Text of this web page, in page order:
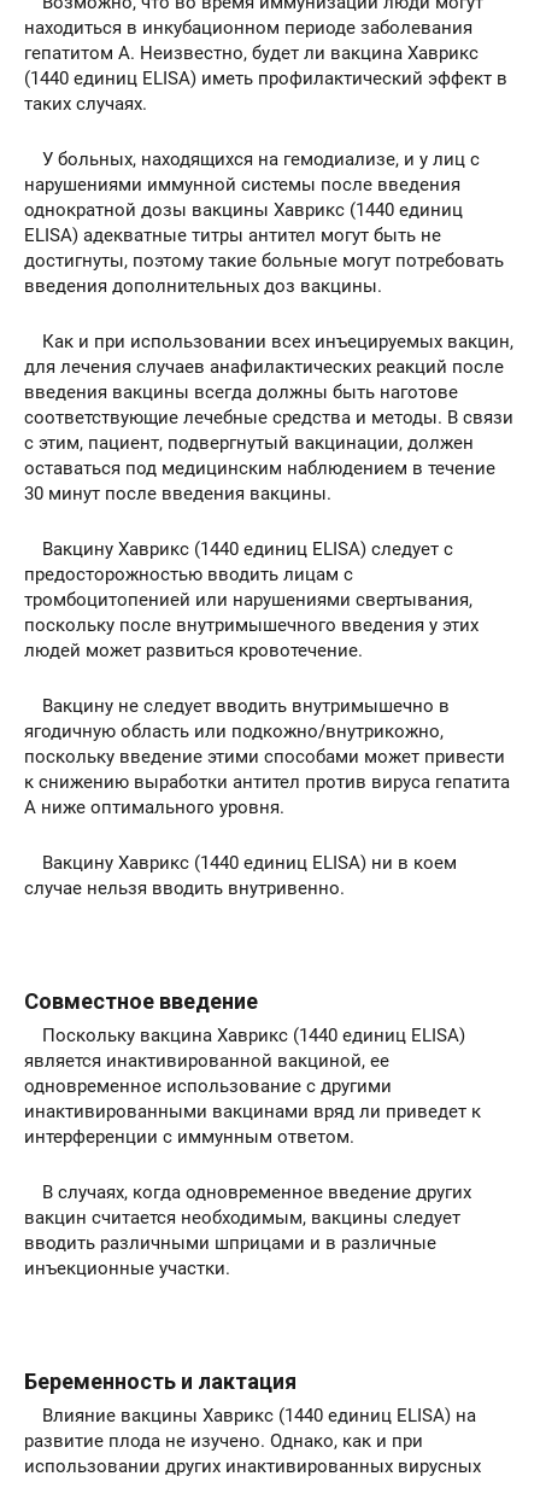
находиться в инкубационном периоде заболевания
гепатитом А. Неизвестно, будет ли вакцина Хаврикс
(1440 единиц ELISA) иметь профилактический эффект в
таких случаях.
У больных, находящихся на гемодиализе, и у лиц с
нарушениями иммунной системы после введения
однократной дозы вакцины Хаврикс (1440 единиц
ELISA) адекватные титры антител могут быть не
достигнуты, поэтому такие больные могут потребовать
введения дополнительных доз вакцины.
Как и при использовании всех инъецируемых вакцин,
для лечения случаев анафилактических реакций после
введения вакцины всегда должны быть наготове
соответствующие лечебные средства и методы. В связи
с этим, пациент, подвергнутый вакцинации, должен
оставаться под медицинским наблюдением в течение
30 минут после введения вакцины.
Вакцину Хаврикс (1440 единиц ELISA) следует с
предосторожностью вводить лицам с
тромбоцитопенией или нарушениями свертывания,
поскольку после внутримышечного введения у этих
людей может развиться кровотечение.
Вакцину не следует вводить внутримышечно в
ягодичную область или подкожно/внутрикожно,
поскольку введение этими способами может привести
к снижению выработки антител против вируса гепатита
А ниже оптимального уровня.
Вакцину Хаврикс (1440 единиц ELISA) ни в коем
случае нельзя вводить внутривенно.
Совместное введение
Поскольку вакцина Хаврикс (1440 единиц ELISA)
является инактивированной вакциной, ее
одновременное использование с другими
инактивированными вакцинами вряд ли приведет к
интерференции с иммунным ответом.
В случаях, когда одновременное введение других
вакцин считается необходимым, вакцины следует
вводить различными шприцами и в различные
инъекционные участки.
Беременность и лактация
Влияние вакцины Хаврикс (1440 единиц ELISA) на
развитие плода не изучено. Однако, как и при
использовании других инактивированных вирусных